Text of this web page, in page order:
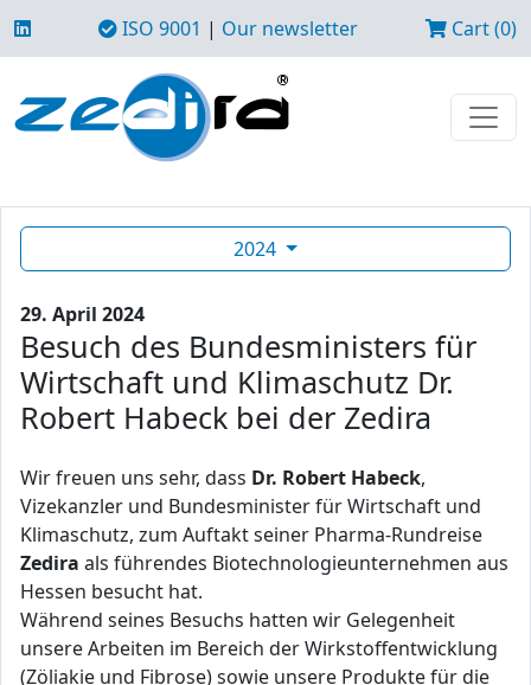
ISO 9001 | Our newsletter Cart (0)
2024
29. April 2024
Besuch des Bundesministers für
Wirtschaft und Klimaschutz Dr.
Robert Habeck bei der Zedira
Wir freuen uns sehr, dass Dr. Robert Habeck,
Vizekanzler und Bundesminister für Wirtschaft und
Klimaschutz, zum Auftakt seiner Pharma-Rundreise
Zedira als führendes Biotechnologieunternehmen aus
Hessen besucht hat.
Während seines Besuchs hatten wir Gelegenheit
unsere Arbeiten im Bereich der Wirkstoffentwicklung
(Zöliakie und Fibrose) sowie unsere Produkte für die